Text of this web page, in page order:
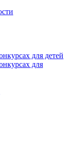
для детей
для